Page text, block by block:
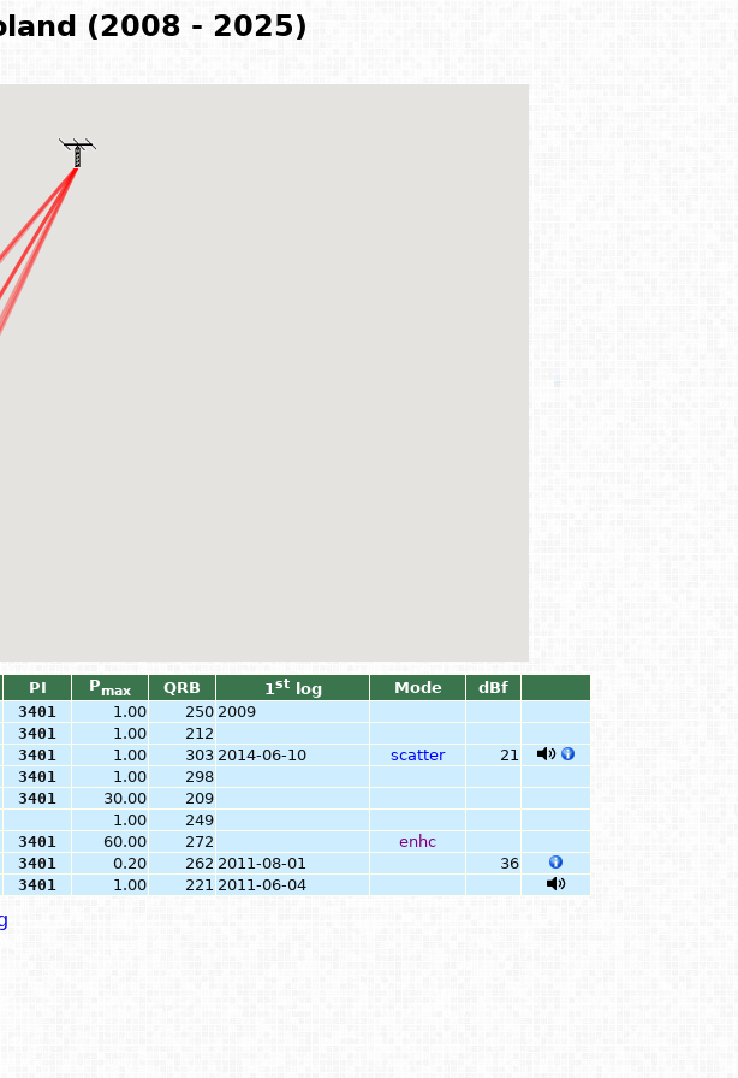
(2008 - 2025)
PI Pmax QRB 1stlog Mode
dBf
3401 1.00 250 2009
3401 1.00
212
3401 1.00 303 2014-06-10 scatter
21
3401 1.00
298
3401 30.00
209
1.00
249
3401 60.00 272
enhc
3401 0.20 262 2011-08-01
36
3401 1.00 221 2011-06-04